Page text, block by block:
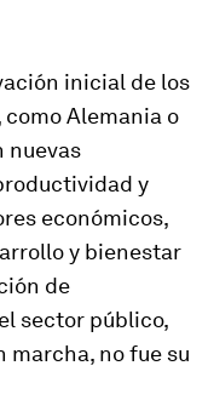
inicial de los
Alemania o
nuevas
y
económicos,
y bienestar
de
sector público,
marcha, no fue su